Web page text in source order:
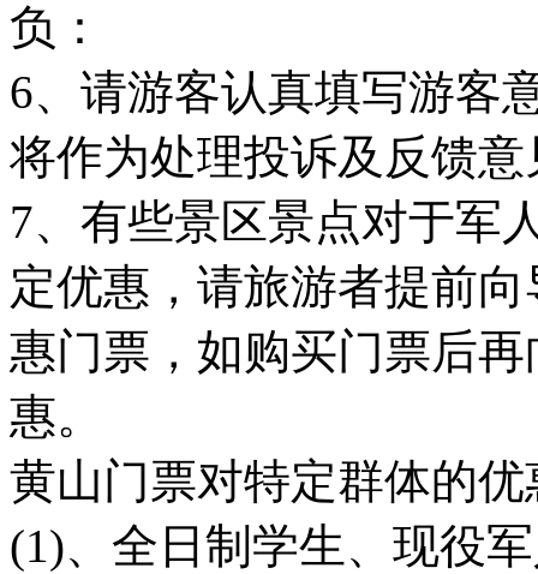
负：
6、请游客认真填写游客
将作为处理投诉及反馈
7、有些景区景点对于军
定优惠，请旅游者提前
惠门票，如购买门票后
惠。
黄山门票对特定群体的
(1)、全日制学生、现役